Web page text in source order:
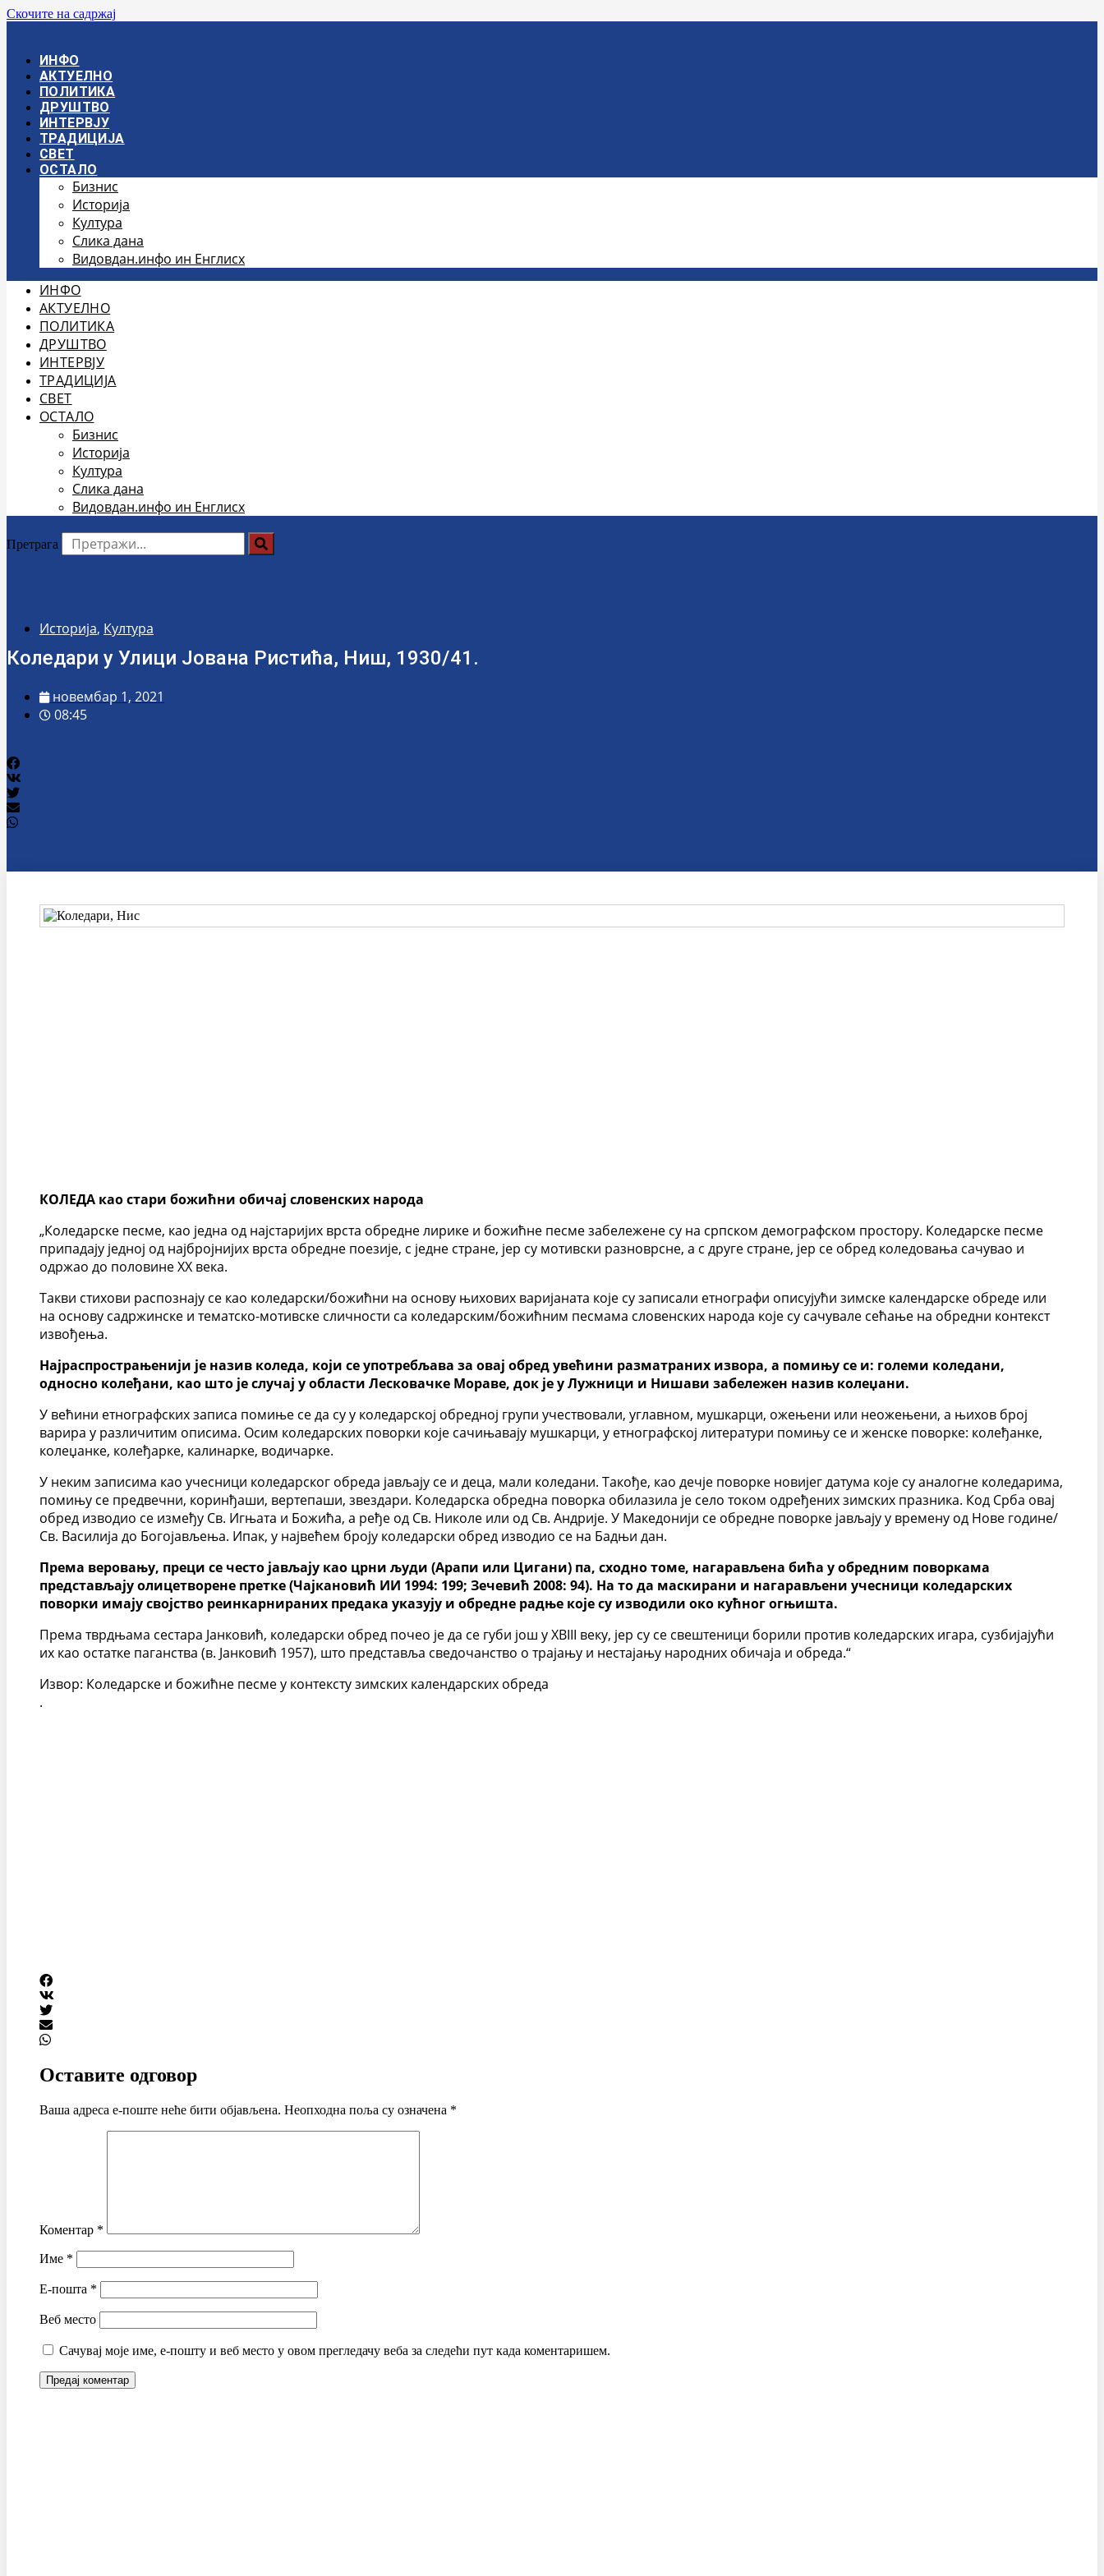
Скочите на садржај
ИНФО
АКТУЕЛНО
ПОЛИТИКА
ДРУШТВО
ИНТЕРВЈУ
ТРАДИЦИЈА
СВЕТ
ОСТАЛО
Бизнис
Историја
Култура
Слика дана
Видовдан.инфо ин Енглисх
ИНФО
АКТУЕЛНО
ПОЛИТИКА
ДРУШТВО
ИНТЕРВЈУ
ТРАДИЦИЈА
СВЕТ
ОСТАЛО
Бизнис
Историја
Култура
Слика дана
Видовдан.инфо ин Енглисх
Претрага
Историја, Култура
Коледари у Улици Јована Ристића, Ниш, 1930/41.
новембар 1, 2021
08:45
КОЛЕДА као стари божићни обичај словенских народа
„Коледарске песме, као једна од најстаријих врста обредне лирике и божићне песме забележене су на српском демографском простору. Коледарске песме
припадају једној од најбројнијих врста обредне поезије, с једне стране, јер су мотивски разноврсне, а с друге стране, јер се обред коледовања сачувао и
одржао до половине XX века.
Такви стихови распознају се као коледарски/божићни на основу њихових варијаната које су записали етнографи описујући зимске календарске обреде или
на основу садржинске и тематско-мотивске сличности са коледарским/божићним песмама словенских народа које су сачувале сећање на обредни контекст
извођења.
Најраспрострањенији је назив коледа, који се употребљава за овај обред увећини разматраних извора, а помињу се и: големи коледани,
односно колеђани, као што је случај у области Лесковачке Мораве, док је у Лужници и Нишави забележен назив колеџани.
У већини етнографских записа помиње се да су у коледарској обредној групи учествовали, углавном, мушкарци, ожењени или неожењени, а њихов број
варира у различитим описима. Осим коледарских поворки које сачињавају мушкарци, у етнографској литератури помињу се и женске поворке: колеђанке,
колеџанке, колеђарке, калинарке, водичарке.
У неким записима као учесници коледарског обреда јављају се и деца, мали коледани. Такође, као дечје поворке новијег датума које су аналогне коледарима,
помињу се предвечни, коринђаши, вертепаши, звездари. Коледарска обредна поворка обилазила је село током одређених зимских празника. Код Срба овај
обред изводио се између Св. Игњата и Божића, а ређе од Св. Николе или од Св. Андрије. У Македонији се обредне поворке јављају у времену од Нове године/
Св. Василија до Богојављења. Ипак, у највећем броју коледарски обред изводио се на Бадњи дан.
Према веровању, преци се често јављају као црни људи (Арапи или Цигани) па, сходно томе, нагарављена бића у обредним поворкама
представљају олицетворене претке (Чајкановић ИИ 1994: 199; Зечевић 2008: 94). На то да маскирани и нагарављени учесници коледарских
поворки имају својство реинкарнираних предака указују и обредне радње које су изводили око кућног огњишта.
Према тврдњама сестара Јанковић, коледарски обред почео је да се губи још у XВΙΙΙ веку, јер су се свештеници борили против коледарских игара, сузбијајући
их као остатке паганства (в. Јанковић 1957), што представља сведочанство о трајању и нестајању народних обичаја и обреда.“
Извор: Коледарске и божићне песме у контексту зимских календарских обреда
.
Оставите одговор
Ваша адреса е-поште неће бити објављена. Неопходна поља су означена *
Коментар *
Име *
Е-пошта *
Веб место
Сачувај моје име, е-пошту и веб место у овом прегледачу веба за следећи пут када коментаришем.